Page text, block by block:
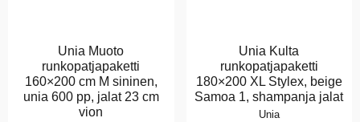
Unia Muoto
runkopatjapaketti
160×200 cm M sininen,
unia 600 pp, jalat 23 cm
vion
Unia Kulta
runkopatjapaketti
180×200 XL Stylex, beige
Samoa 1, shampanja jalat
Unia